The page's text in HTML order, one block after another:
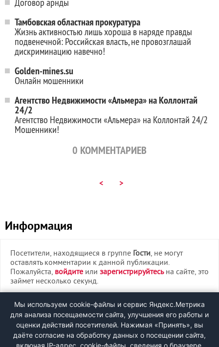
Тамбовская областная прокуратура
Жизнь активностью лишь хороша в наряде правды
подвенечной: Российская власть, не провозглашай
дискриминацию навечно!
Golden-mines.su
Онлайн мошенники
Агентство Недвижимости «Альмера» на Коллонтай
24/2
Агентство Недвижимости «Альмера» на Коллонтай 24/2
Мошенники!
0 КОММЕНТАРИЕВ
< >
Информация
Посетители, находящиеся в группе Гости, не могут
оставлять комментарии к данной публикации.
Пожалуйста, войдите или зарегистрируйтесьна сайте, это
займет несколько секунд.
ВХОД
РЕГИСТРАЦИЯ
Мы используем cookie-файлы и сервис Яндекс.Метрика
для анализа посещаемости сайта, улучшения его работы и
оценки действий посетителей. Нажимая «Принять», вы
даёте согласие на обработку данных о посещении сайта,
включая IP-адрес, cookie-файлы, сведения о браузере,